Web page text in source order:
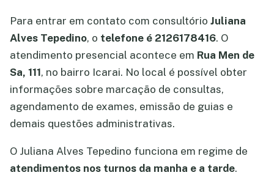
Para entrar em contato com consultório Juliana
Alves Tepedino, o telefone é 2126178416. O
atendimento presencial acontece em Rua Men de
Sa, 111, no bairro Icarai. No local é possível obter
informações sobre marcação de consultas,
agendamento de exames, emissão de guias e
demais questões administrativas.
O Juliana Alves Tepedino funciona em regime de
atendimentos nos turnos da manha e a tarde.